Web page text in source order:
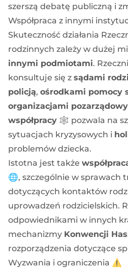
szerszą debatę publiczną i
Współpraca z innymi
Skuteczność działania
rodzinnych zależy w dużej
innymi podmiotami.
konsultuje się z sądami
policją, ośrodkami pomocy
organizacjami
współpracy 🕸️ pozwala na
sytuacjach kryzysowych i
problemów dziecka.
Istotna jest także
🌐, szczególnie w sprawach
dotyczących kontaktów
uprowadzeń rodzicielskich.
odpowiednikami w innych
mechanizmy Konwencji
rozporządzenia dotyczące
Wyzwania i ograniczenia ⚠️